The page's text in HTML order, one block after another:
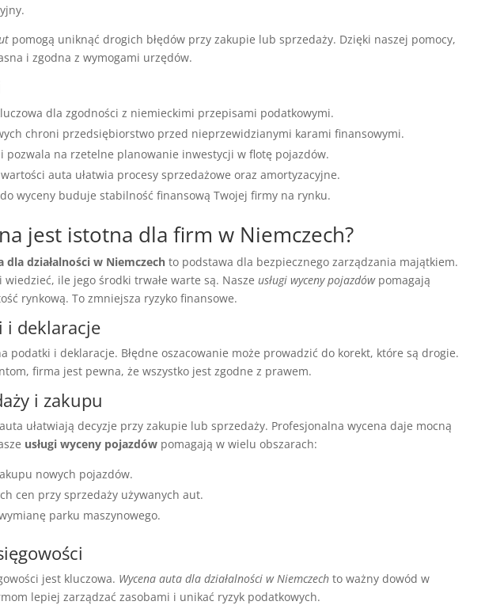
pomogą uniknąć drogich błędów przy zakupie lub sprzedaży. Dzięki naszej pomocy,
i zgodna z wymogami urzędów.
dla zgodności z niemieckimi przepisami podatkowymi.
chroni przedsiębiorstwo przed nieprzewidzianymi karami finansowymi.
pozwala na rzetelne planowanie inwestycji w flotę pojazdów.
auta ułatwia procesy sprzedażowe oraz amortyzacyjne.
wyceny buduje stabilność finansową Twojej firmy na rynku.
jest istotna dla firm w Niemczech?
dla działalności w Niemczech to podstawa dla bezpiecznego zarządzania majątkiem.
ile jego środki trwałe warte są. Naszeusługi wyceny pojazdówpomagają
rynkową. To zmniejsza ryzyko finansowe.
i deklaracje
podatki i deklaracje. Błędne oszacowanie może prowadzić do korekt, które są drogie.
firma jest pewna, że wszystko jest zgodne z prawem.
i zakupu
ułatwiają decyzje przy zakupie lub sprzedaży. Profesjonalna wycena daje mocną
usługi wyceny pojazdów pomagają w wielu obszarach:
nowych pojazdów.
cen przy sprzedaży używanych aut.
parku maszynowego.
jest kluczowa. Wycena auta dla działalności w Niemczech to ważny dowód w
lepiej zarządzać zasobami i unikać ryzyk podatkowych.